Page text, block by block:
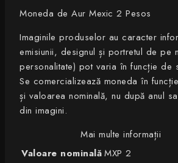
Moneda de Aur Mexic 2 Pesos
Imaginile produselor au caracter
emisiunii, designul și portretul de pe
personalitate) pot varia în funcție de
Se comercializează moneda în
și valoarea nominală, nu după anul
din imagini.
Mai multe informații
Valoare nominalăMXP 2